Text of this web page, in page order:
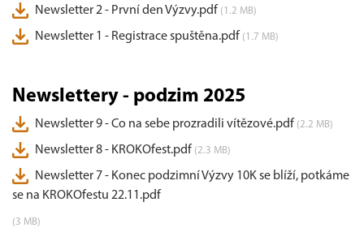
Newsletter 2 - První den Výzvy.pdf (1.2 MB)
Newsletter 1 - Registrace spuštěna.pdf (1.7 MB)
Newslettery - podzim 2025
Newsletter 9 - Co na sebe prozradili vítězové.pdf (2.2 MB)
Newsletter 8 - KROKOfest.pdf (2.3 MB)
Newsletter 7 - Konec podzimní Výzvy 10K se blíží, potkáme
se na KROKOfestu 22.11.pdf
(3 MB)